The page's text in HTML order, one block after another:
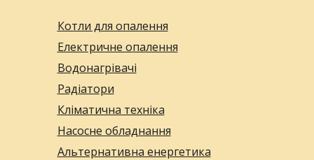
Котли для опалення
Електричне опалення
Водонагрівачі
Радіатори
Кліматична техніка
Насосне обладнання
Альтернативна енергетика